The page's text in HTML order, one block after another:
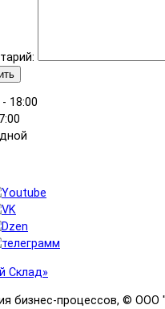
18:00
бизнес-процессов, © OOO